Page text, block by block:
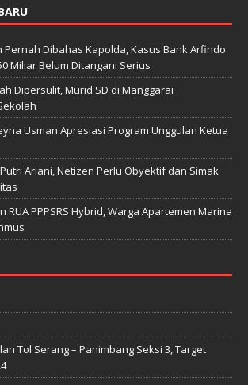
Pernah Dibahas Kapolda, Kasus Bank Arfindo
Miliar Belum Ditangani Serius
Dipersulit, Murid SD di Manggarai
Usman Apresiasi Program Unggulan Ketua
Ariani, Netizen Perlu Obyektif dan Simak
RUA PPPSRS Hybrid, Warga Apartemen Marina
Tol Serang – Panimbang Seksi 3, Target